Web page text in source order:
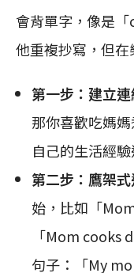
會背單字，像是
他重複抄寫，但在
第一步：建立連
那你喜歡吃媽
自己的生活經
第二步：鷹架式
始，比如「
「Mom cooks
句子：「My